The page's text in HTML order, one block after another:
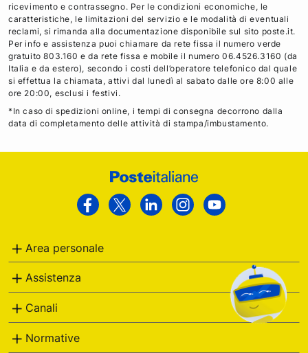
ricevimento e contrassegno. Per le condizioni economiche, le
caratteristiche, le limitazioni del servizio e le modalità di eventuali
reclami, si rimanda alla documentazione disponibile sul sito poste.it.
Per info e assistenza puoi chiamare da rete fissa il numero verde
gratuito 803.160 e da rete fissa e mobile il numero 06.4526.3160 (da
Italia e da estero), secondo i costi dell’operatore telefonico dal quale
si effettua la chiamata, attivi dal lunedì al sabato dalle ore 8:00 alle
ore 20:00, esclusi i festivi.
*In caso di spedizioni online, i tempi di consegna decorrono dalla
data di completamento delle attività di stampa/imbustamento.
Facebook
Twitter LinkedinInstagram
Area personale
Assistenza
Canali
Normative